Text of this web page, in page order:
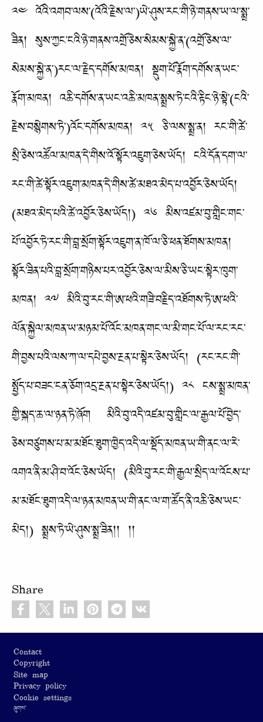
༢༤ འོའི་འགབ་ལས་(འོའི་རྗེས་ལ་)ཡེ་ཤུས་རང་གི་ཉེ་གནས་ཡ་ལ་སྨྲ་
ཟིན། སུས་ཀྱང་ངའི་ཉེ་གནས་འགྲོ་ཅེས་སེམས་སྐྱེ་ན་(འགྲོ་ཅེས་ལ་
སེམས་སྐྱེ་ན་)རང་ལ་རྗེད་དགོས་མཁན། སྡུག་པོ་རྣོག་དགོས་ན་ཡང་
རྣོག་མཁན། འཆི་དགོས་ན་ཡང་འཆི་མཁན་སྨྲས་ཏེ་ངའི་རྟིང་ཉེ་སྟེ་(ངའི་
རྗེས་བསྙེགས་ཏེ་)འོང་དགོས་མཁན། ༢༥ ཅི་ལས་སྨྲ་ན། རང་གི་ཚེ་
སྲི་ཅེས་འཚོལ་མཁན་དེ་གིས་འོ་སྟོར་འཇུག་ཅེས་ཡོད། ངའི་དོན་དག་ལ་
རང་གི་ཚེ་སྟོར་འཇུག་མཁན་དེ་གིས་ཚེ་མཐའ་མེད་པ་འབྱོར་ཅེས་ཡོད།
(མཐའ་མེད་པའི་ཚེ་འབྱོར་ཅེས་ཡོད།) ༢༦ མིས་འཛམ་བུ་གླིང་གང་
པོ་འབྱོར་ཏེ་རང་གི་བླ་སྲོག་སྟོར་འཇུག་ན་ཁོ་ལ་ཅི་ཕན་ཐོགས་མཁན།
སྟོར་ཟིན་པའི་བླ་སྲོག་གཉིས་པར་འབྱོར་ཅེས་ལ་མིས་ཅི་ཡང་སྟེར་ཁུག་
མཁན། ༢༧ མིའི་བུ་རང་གི་ཨ་ཕའི་གཟི་བརྗིད་འཐོགས་ཏེ་ཨ་ཕའི་
ལོན་སྐྱེལ་མཁན་ཡ་མཉམ་པོ་འོང་མཁན་གང་ལ་མི་གང་པོ་ལ་རང་རང་
གི་བྱས་པའི་ལས་ཀ་ལ་དཔེ་བྱས་རྔན་པ་སྟེར་ཅེས་ཡོད། (རང་རང་གི་
སྤྱོད་པ་བཟང་ངན་ཅོག་འདྲ་རྔན་པ་སྟེར་ཅེས་ཡོད།) ༢༨ ངས་སྨྲ་མཁན་
གྱི་སྐད་ཆ་ལ་ཉན་ཏེ་ཞོག མིའི་བུ་འདི་འཛམ་བུ་གླིང་ལ་རྒྱལ་པོ་བྱེད་
ཅེས་བཙུགས་པ་མ་མཐོང་ཐུག་ཁྱེད་འདི་ལ་སྡོད་མཁན་ཡ་གི་ནང་ལ་རེ་
འགའ་ནི་མ་ཤི་བ་འོང་ཅེས་ཡོད། (མིའི་བུ་རང་གི་རྒྱལ་སྲིད་ལ་འོངས་པ་
མ་མཐོང་ཐུག་འདི་ལ་ཉན་མཁན་ཡ་གི་ནང་ལ་ག་ཚོད་ནི་འཆི་ཅེས་ཡང་
མེད།) སྨྲས་ཏེ་ཡེ་ཤུས་སྨྲ་ཟིན།། །།
Share
Footer
Contact
Copyright
Site map
Privacy policy
Cookie settings
ཞུགས་